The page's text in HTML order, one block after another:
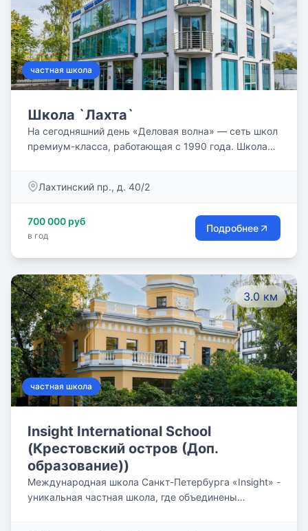
частная школа
Школа `Лахта`
На сегодняшний день «Деловая волна» — сеть школ
премиум-класса, работающая с 1990 года. Школа
стандартов, изучение второго иностранного языка с
профессиональных кортах, квалифицированный
педагогический состав, комфортная
Финского залива
Лахтинский пр., д. 40/2
700 000 руб
в год
Подробнее
3.0 км
частная школа
Insight International School
(Крестовский остров (Доп.
образование))
Международная школа Санкт-Петербурга «Insight» -
уникальная частная школа, где объединены